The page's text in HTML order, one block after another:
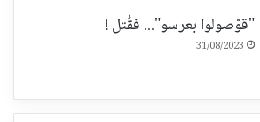
"قوّصولوا بعرسو"... فقُتل !
31/08/2023